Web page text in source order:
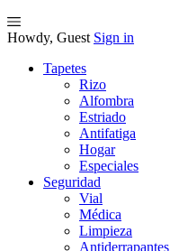
Howdy, Guest Sign in
Tapetes
Rizo
Alfombra
Estriado
Antifatiga
Hogar
Especiales
Seguridad
Vial
Médica
Limpieza
Antiderrapantes